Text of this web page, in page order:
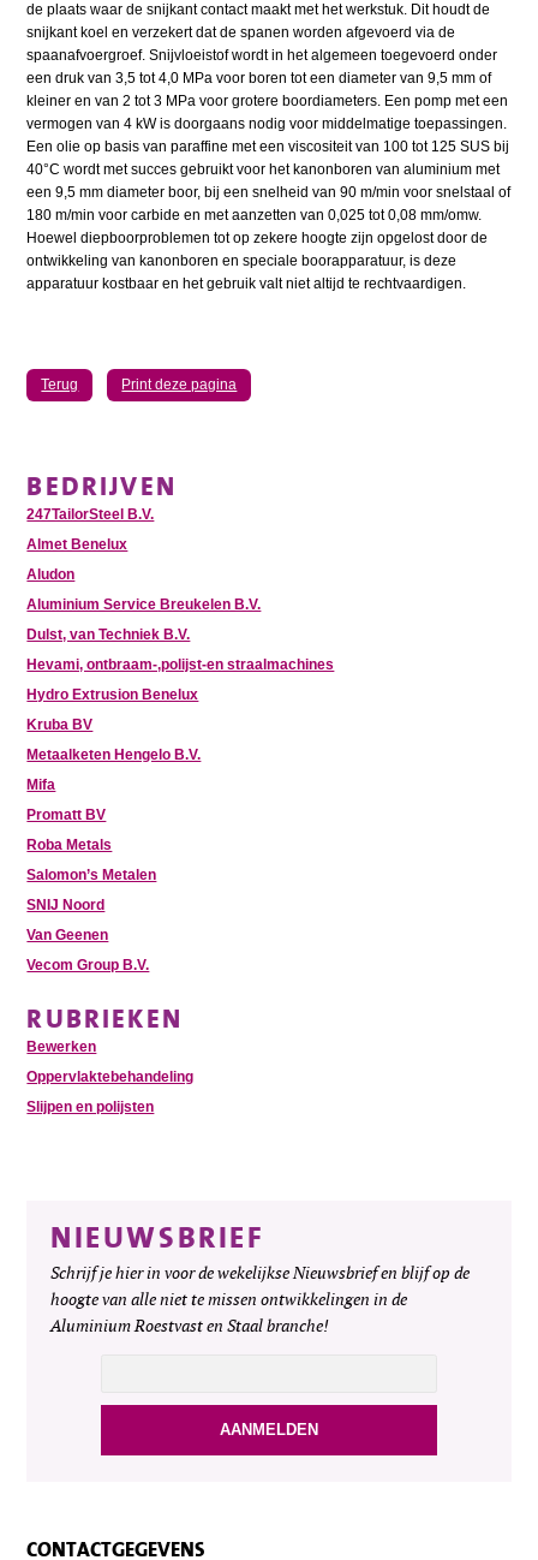
de plaats waar de snijkant contact maakt met het werkstuk. Dit houdt de
snijkant koel en verzekert dat de spanen worden afgevoerd via de
spaanafvoergroef. Snijvloeistof wordt in het algemeen toegevoerd onder
een druk van 3,5 tot 4,0 MPa voor boren tot een diameter van 9,5 mm of
kleiner en van 2 tot 3 MPa voor grotere boordiameters. Een pomp met een
vermogen van 4 kW is doorgaans nodig voor middelmatige toepassingen.
Een olie op basis van paraffine met een viscositeit van 100 tot 125 SUS bij
40°C wordt met succes gebruikt voor het kanonboren van aluminium met
een 9,5 mm diameter boor, bij een snelheid van 90 m/min voor snelstaal of
180 m/min voor carbide en met aanzetten van 0,025 tot 0,08 mm/omw.
Hoewel diepboorproblemen tot op zekere hoogte zijn opgelost door de
ontwikkeling van kanonboren en speciale boorapparatuur, is deze
apparatuur kostbaar en het gebruik valt niet altijd te rechtvaardigen.
Terug Print deze pagina
BEDRIJVEN
247TailorSteel B.V.
Almet Benelux
Aludon
Aluminium Service Breukelen B.V.
Dulst, van Techniek B.V.
Hevami, ontbraam-,polijst-en straalmachines
Hydro Extrusion Benelux
Kruba BV
Metaalketen Hengelo B.V.
Mifa
Promatt BV
Roba Metals
Salomon’s Metalen
SNIJ Noord
Van Geenen
Vecom Group B.V.
RUBRIEKEN
Bewerken
Oppervlaktebehandeling
Slijpen en polijsten
NIEUWSBRIEF
Schrijf je hier in voor de wekelijkse Nieuwsbrief en blijf op de
hoogte van alle niet te missen ontwikkelingen in de
Aluminium Roestvast en Staal branche!
CONTACTGEGEVENS